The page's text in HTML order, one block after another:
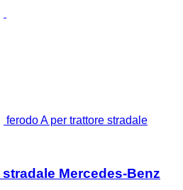
ferodo A per trattore stradale
Mercedes-Benz